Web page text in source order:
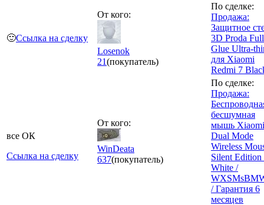
🙂Ссылка на сделку
От кого:
Losenok
21(покупатель)
По сделке:
Продажа:
Защитное
3D Proda Full
Glue Ultra-
для Xiaomi
Redmi 7
все ОК
Ссылка на сделку
От кого:
WinDeata
637(покупатель)
По сделке:
Продажа:
бесшумная
мышь
Dual Mode
Wireless
Silent Edition
White /
/ Гарантия 6
месяцев